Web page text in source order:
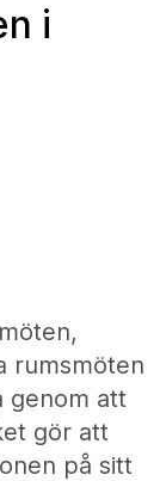
i
rumsmöten
genom att
gör att
på sitt